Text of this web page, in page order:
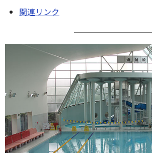
関連リンク